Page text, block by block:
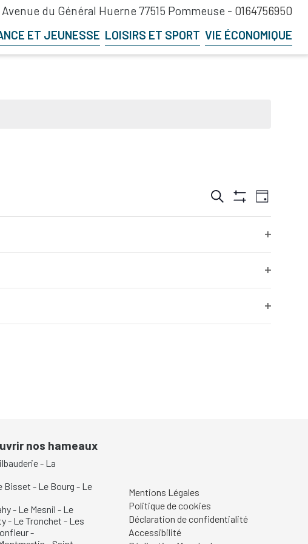
Avenue du Général Huerne 77515 Pommeuse - 0164756950
ET JEUNESSE LOISIRS ET SPORT VIE ÉCONOMIQUE
Recherche
et
navigation
Évènements
Recherche
Filters
Navigation
de
vues
Jour
nos hameaux
- La
Bisset - Le Bourg - Le
- Le Mesnil - Le
- Le Tronchet - Les
-
Mentions Légales
Politique de cookies
Déclaration de confidentialité
Accessibilité